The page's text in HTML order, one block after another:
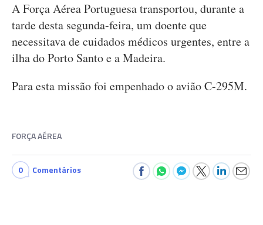
A Força Aérea Portuguesa transportou, durante a
tarde desta segunda-feira, um doente que
necessitava de cuidados médicos urgentes, entre a
ilha do Porto Santo e a Madeira.
Para esta missão foi empenhado o avião C-295M.
FORÇA AÉREA
0 Comentários